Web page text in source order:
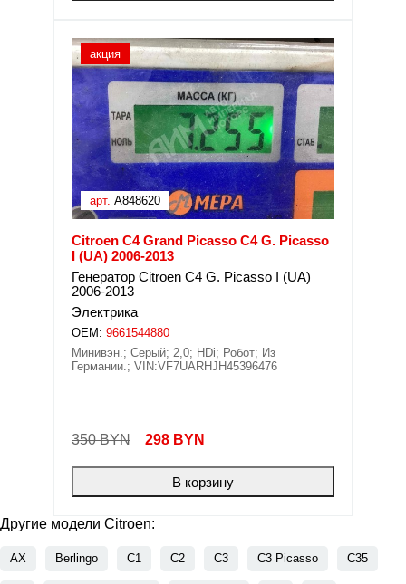
акция
арт. A848620
Citroen C4 Grand Picasso C4 G. Picasso
I (UA) 2006-2013
Генератор Citroen C4 G. Picasso I (UA)
2006-2013
Электрика
OEM: 9661544880
Минивэн.; Серый; 2,0; HDi; Робот; Из
Германии.; VIN:VF7UARHJH45396476
350 BYN 298 BYN
В корзину
Другие модели Citroen:
AX Berlingo C1 C2 C3 C3 Picasso C35